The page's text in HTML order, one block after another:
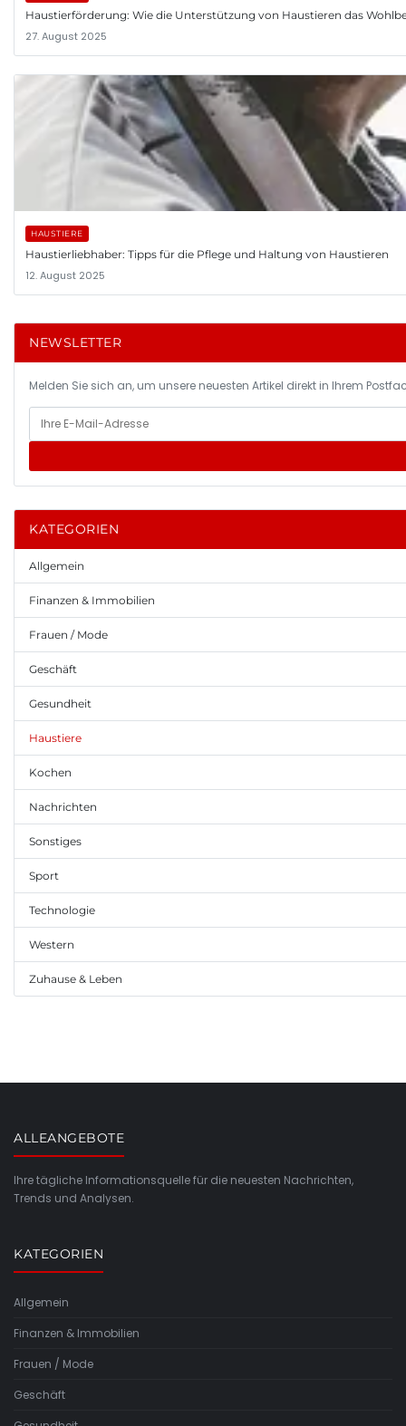
Haustierförderung: Wie die Unterstützung von Haustieren das
27. August 2025
HAUSTIERE
Haustierliebhaber: Tipps für die Pflege und Haltung von Haustieren
12. August 2025
NEWSLETTER
Melden Sie sich an, um unsere neuesten Artikel direkt in Ihrem
KATEGORIEN
Allgemein
Finanzen & Immobilien
Frauen / Mode
Geschäft
Gesundheit
Haustiere
Kochen
Nachrichten
Sonstiges
Sport
Technologie
Western
Zuhause & Leben
ALLEANGEBOTE
Ihre tägliche Informationsquelle für die neuesten Nachrichten,
Trends und Analysen.
KATEGORIEN
Allgemein
Finanzen & Immobilien
Frauen / Mode
Geschäft